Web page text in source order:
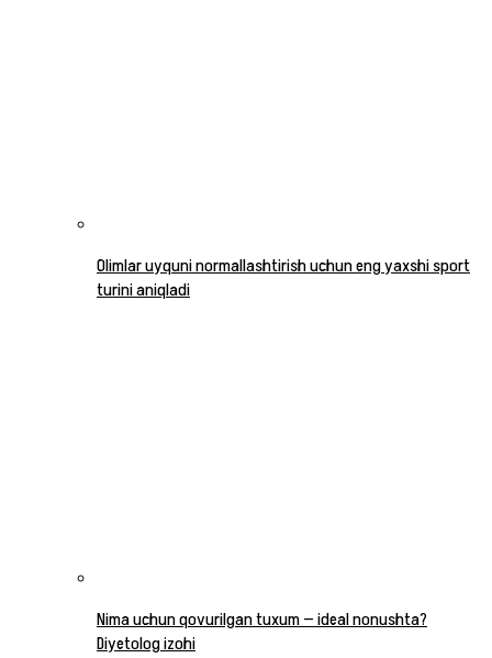
Olimlar uyquni normallashtirish uchun eng yaxshi sport
turini aniqladi
Nima uchun qovurilgan tuxum — ideal nonushta?
Diyetolog izohi